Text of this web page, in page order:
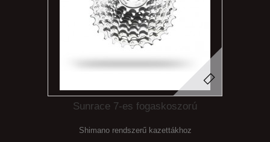
Sunrace 7-es fogaskoszorú
Shimano rendszerű kazettákhoz